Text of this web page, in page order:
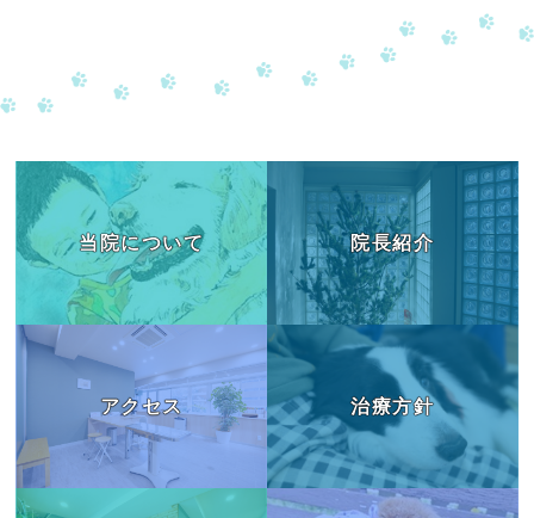
当院について 院長紹介
アクセス 治療方針